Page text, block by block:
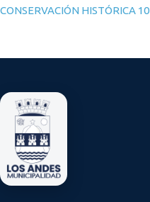
CONSERVACIÓN HISTÓRICA 10